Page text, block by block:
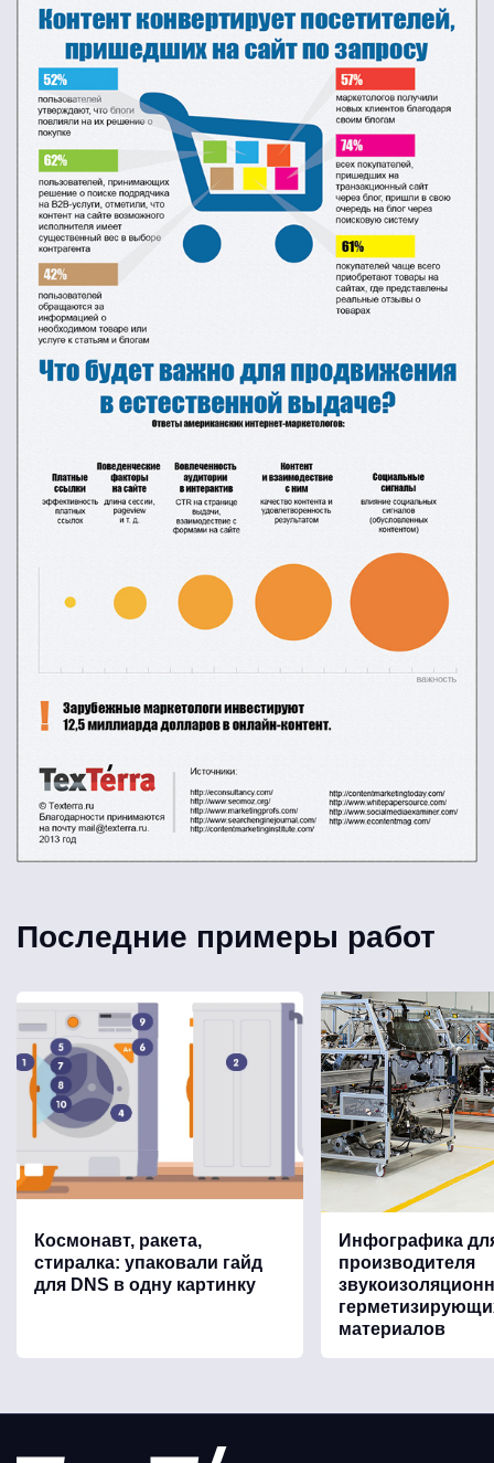
Последние примеры работ
Космонавт, ракета,
стиралка: упаковали гайд
для DNS в одну картинку
Инфографика
производителя
материалов